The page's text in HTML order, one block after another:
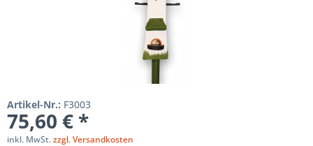
Artikel-Nr.: F3003
75,60 € *
inkl. MwSt.zzgl. Versandkosten